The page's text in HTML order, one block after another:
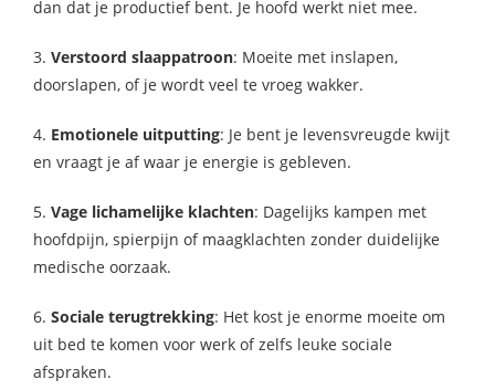
dan dat je productief bent. Je hoofd werkt niet mee.
3. Verstoord slaappatroon: Moeite met inslapen,
doorslapen, of je wordt veel te vroeg wakker.
4. Emotionele uitputting: Je bent je levensvreugde kwijt
en vraagt je af waar je energie is gebleven.
5. Vage lichamelijke klachten: Dagelijks kampen met
hoofdpijn, spierpijn of maagklachten zonder duidelijke
medische oorzaak.
6. Sociale terugtrekking: Het kost je enorme moeite om
uit bed te komen voor werk of zelfs leuke sociale
afspraken.